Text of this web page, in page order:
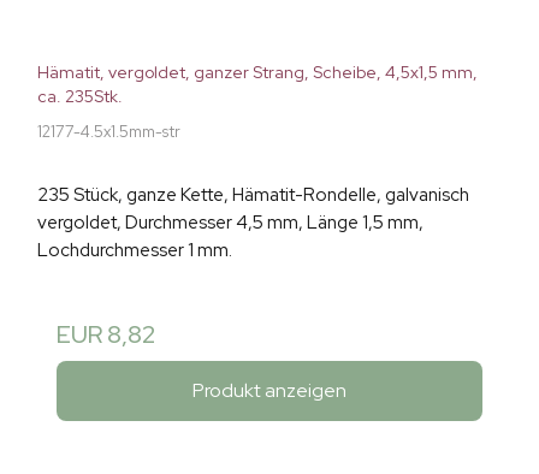
Hämatit, vergoldet, ganzer Strang, Scheibe, 4,5x1,5 mm,
ca. 235Stk.
12177-4.5x1.5mm-str
235 Stück, ganze Kette, Hämatit-Rondelle, galvanisch
vergoldet, Durchmesser 4,5 mm, Länge 1,5 mm,
Lochdurchmesser 1 mm.
EUR 8,82
Produkt anzeigen